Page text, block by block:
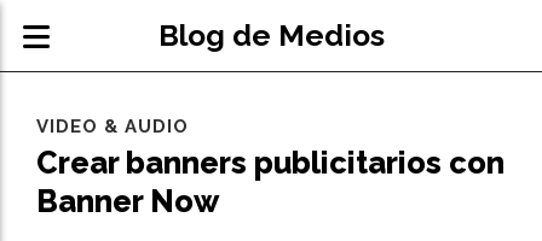
Blog de Medios
Crear banners publicitarios con
Banner Now
VIDEO & AUDIO